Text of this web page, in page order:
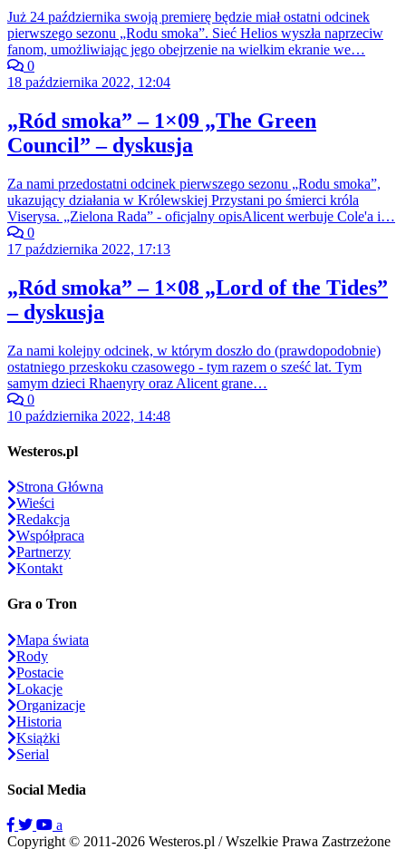
Już 24 października swoją premierę będzie miał ostatni odcinek
pierwszego sezonu „Rodu smoka”. Sieć Helios wyszła naprzeciw
fanom, umożliwiając jego obejrzenie na wielkim ekranie we…
0
18 października 2022, 12:04
„Ród smoka” – 1×09 „The Green
Council” – dyskusja
Za nami przedostatni odcinek pierwszego sezonu „Rodu smoka”,
ukazujący działania w Królewskiej Przystani po śmierci króla
Viserysa. „Zielona Rada” - oficjalny opisAlicent werbuje Cole'a i…
0
17 października 2022, 17:13
„Ród smoka” – 1×08 „Lord of the Tides”
– dyskusja
Za nami kolejny odcinek, w którym doszło do (prawdopodobnie)
ostatniego przeskoku czasowego - tym razem o sześć lat. Tym
samym dzieci Rhaenyry oraz Alicent grane…
0
10 października 2022, 14:48
Westeros.pl
Strona Główna
Wieści
Redakcja
Współpraca
Partnerzy
Kontakt
Gra o Tron
Mapa świata
Rody
Postacie
Lokacje
Organizacje
Historia
Książki
Serial
Social Media
a
Copyright © 2011-2026 Westeros.pl / Wszelkie Prawa Zastrzeżone